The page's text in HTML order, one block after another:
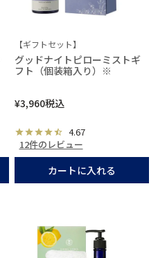
【ギフトセット】
グッドナイトピローミストギ
フト（個装箱入り）※
¥3,960税込
4.67
12件のレビュー
カートに入れる